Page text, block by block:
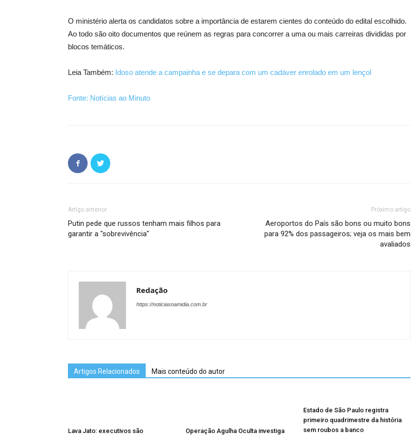
O ministério alerta os candidatos sobre a importância de estarem cientes do conteúdo do edital escolhido.
Ao todo são oito documentos que reúnem as regras para concorrer a uma ou mais carreiras divididas por
blocos temáticos.
Leia Também: Idoso atende a campainha e se depara com um cadáver enrolado em um lençol
Fonte: Notícias ao Minuto
Artigo anterior
Putin pede que russos tenham mais filhos para
garantir a "sobrevivência"
Próximo artigo
Aeroportos do País são bons ou muito bons
para 92% dos passageiros; veja os mais bem
avaliados
Redação
https://noticiasnamidia.com.br
Artigos Relacionados Mais conteúdo do autor
Lava Jato: executivos são
Operação Agulha Oculta investiga
Estado de São Paulo registra
primeiro quadrimestre da história
sem roubos a banco